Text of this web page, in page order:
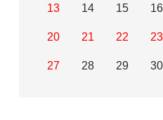
13 14 15 16
20 21 22 23
27 28 29 30